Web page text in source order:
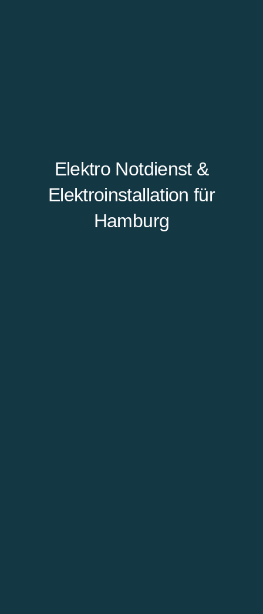
Elektro Notdienst &
Elektroinstallation für
Hamburg